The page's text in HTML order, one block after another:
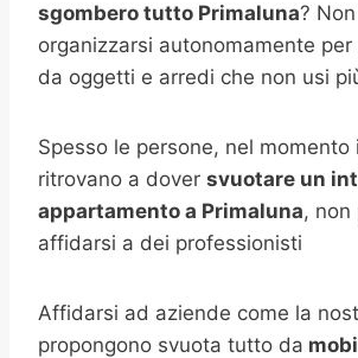
sgombero tutto Primaluna?
organizzarsi autonomamente
da oggetti e arredi che non usi
Spesso le persone, nel momento
ritrovano a dover svuotare un
appartamento a Primaluna, non
affidarsi a dei professionisti
Affidarsi ad aziende come la
propongono svuota tutto da